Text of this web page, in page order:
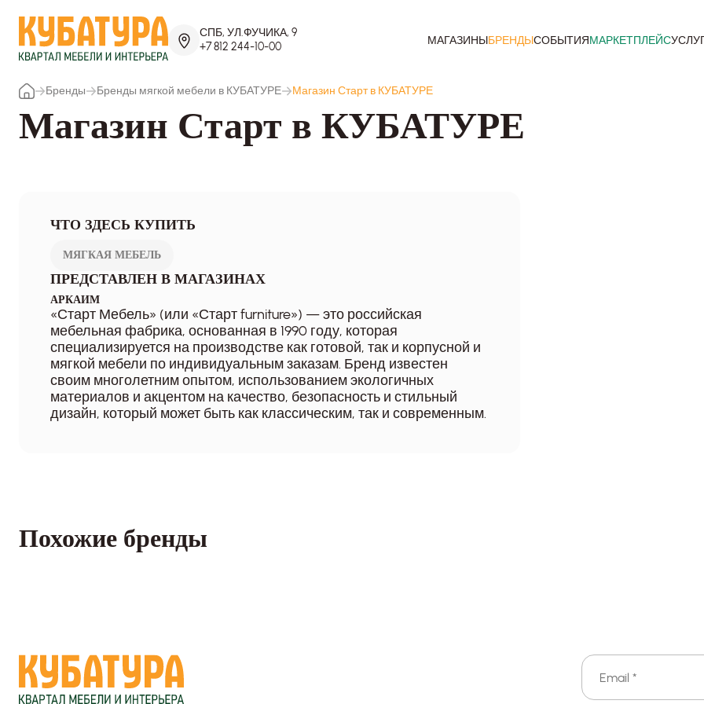
СПБ, УЛ.ФУЧИКА, 9
+7 812 244-10-00
МАГАЗИНЫБРЕНДЫСОБЫТИЯМАРКЕТПЛЕЙС
Бренды Бренды мягкой мебели в КУБАТУРЕ Магазин Старт в КУБАТУРЕ
Магазин Старт в КУБАТУРЕ
ЧТО ЗДЕСЬ КУПИТЬ
МЯГКАЯ МЕБЕЛЬ
ПРЕДСТАВЛЕН В МАГАЗИНАХ
АРКАИМ
«Старт Мебель» (или «Старт furniture») — это российская
мебельная фабрика, основанная в 1990 году, которая
специализируется на производстве как готовой, так и корпусной и
мягкой мебели по индивидуальным заказам. Бренд известен
своим многолетним опытом, использованием экологичных
материалов и акцентом на качество, безопасность и стильный
дизайн, который может быть как классическим, так и современным.
Похожие бренды